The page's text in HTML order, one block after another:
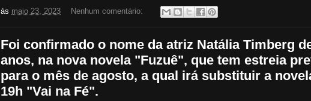
às maio 23, 2023 Nenhum comentário:
Foi confirmado o nome da atriz Natália Timberg
anos, na nova novela "Fuzuê", que tem estreia
para o mês de agosto, a qual irá substituir a
19h "Vai na Fé".